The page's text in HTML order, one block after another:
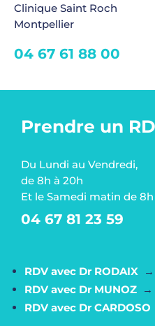
Clinique Saint Roch
Montpellier
04 67 61 88 00
Prendre un
Du Lundi au Vendredi,
de 8h à 20h
Et le Samedi matin de 8h
04 67 81 23 59
RDV avec Dr RODAIX →
RDV avec Dr MUNOZ →
RDV avec Dr CARDOSO